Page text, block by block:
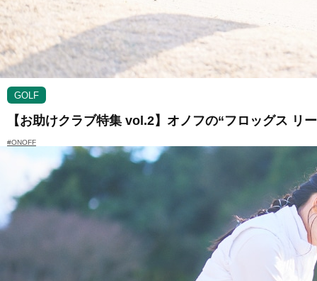
GOLF
【お助けクラブ特集 vol.2】オノフの“フロッグス
#ONOFF